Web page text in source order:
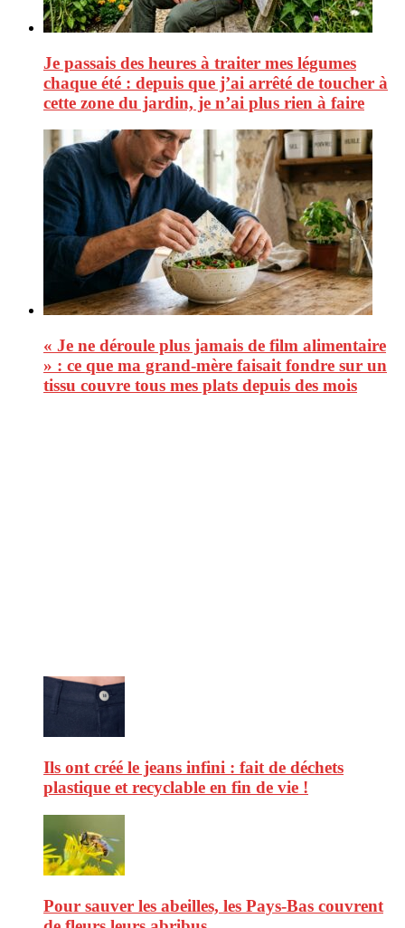
Je passais des heures à traiter mes légumes
chaque été : depuis que j’ai arrêté de toucher à
cette zone du jardin, je n’ai plus rien à faire
« Je ne déroule plus jamais de film alimentaire
» : ce que ma grand-mère faisait fondre sur un
tissu couvre tous mes plats depuis des mois
Ils ont créé le jeans infini : fait de déchets
plastique et recyclable en fin de vie !
Pour sauver les abeilles, les Pays-Bas couvrent